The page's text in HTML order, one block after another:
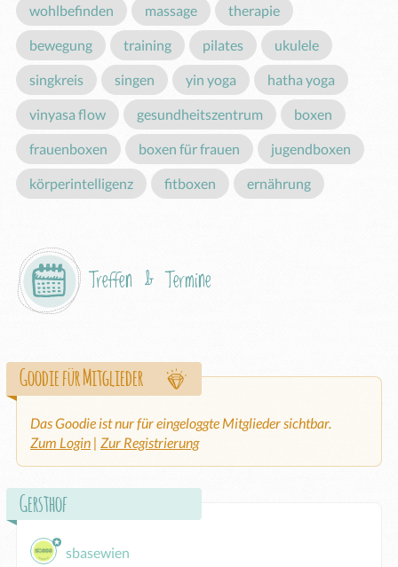
wohlbefinden massage therapie
bewegung training pilates ukulele
singkreis singen yin yoga hatha yoga
vinyasa flow gesundheitszentrum boxen
frauenboxen boxen für frauen jugendboxen
körperintelligenz fitboxen ernährung
Treffen & Termine
Goodie für Mitglieder
Das Goodie ist nur für eingeloggte Mitglieder sichtbar.
Zum Login | Zur Registrierung
Gersthof
sbasewien